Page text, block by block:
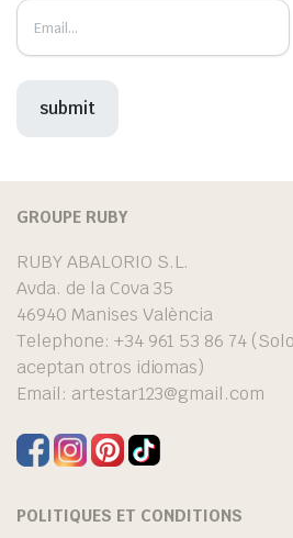
GROUPE RUBY
RUBY ABALORIO S.L.
Avda. de la Cova 35
46940 Manises València
Telephone: +34 961 53 86 74
aceptan otros idiomas)
Email: artestar123@gmail.com
POLITIQUES ET CONDITIONS